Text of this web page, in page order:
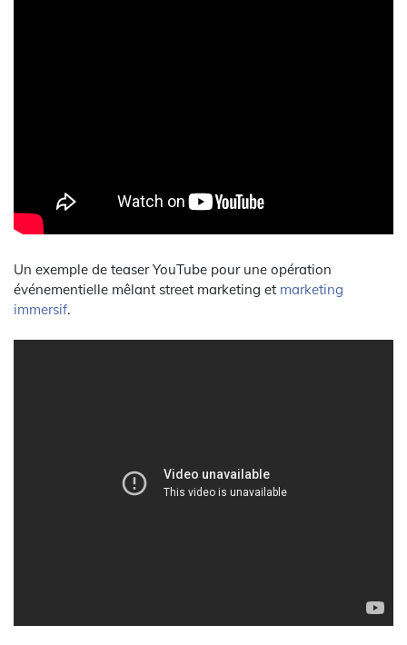
Un exemple de teaser YouTube pour une opération
événementielle mêlant street marketing et marketing
immersif.